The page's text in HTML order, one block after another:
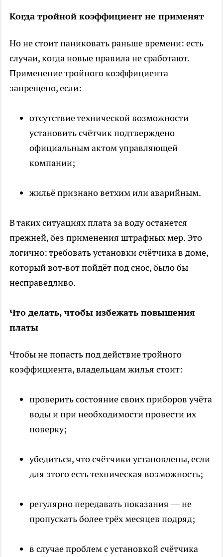
Когда тройной коэффициент не применят
Но не стоит паниковать раньше времени: есть
случаи, когда новые правила не сработают.
Применение тройного коэффициента
запрещено, если:
отсутствие технической возможности
установить счётчик подтверждено
официальным актом управляющей
компании;
жильё признано ветхим или аварийным.
В таких ситуациях плата за воду останется
прежней, без применения штрафных мер. Это
логично: требовать установки счётчика в доме,
который вот‑вот пойдёт под снос, было бы
несправедливо.
Что делать, чтобы избежать повышения
платы
Чтобы не попасть под действие тройного
коэффициента, владельцам жилья стоит:
проверить состояние своих приборов учёта
воды и при необходимости провести их
поверку;
убедиться, что счётчики установлены, если
для этого есть техническая возможность;
регулярно передавать показания — не
пропускать более трёх месяцев подряд;
в случае проблем с установкой счётчика